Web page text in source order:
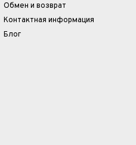
Обмен и возврат
Контактная информация
Блог